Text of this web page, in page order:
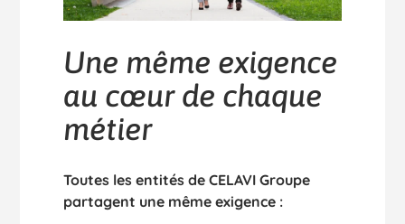
Une même exigence
au cœur de chaque
métier
Toutes les entités de CELAVI Groupe
partagent une même exigence :